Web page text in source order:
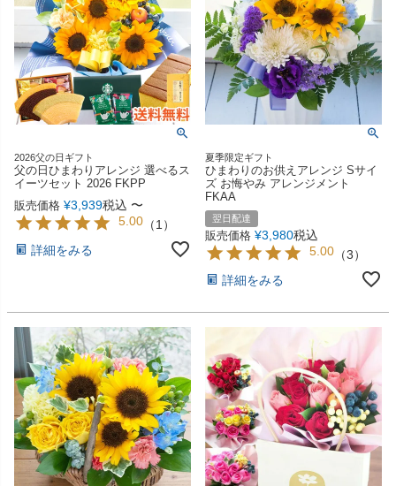
2026父の日ギフト
父の日ひまわりアレンジ 選べるス
イーツセット 2026 FKPP
販売価格 ¥3,939税込 〜
5.00 （1 ）
詳細をみる
夏季限定ギフト
ひまわりのお供えアレンジ Sサイ
ズ お悔やみ アレンジメント
FKAA
翌日配達
販売価格 ¥3,980税込
5.00 （3）
詳細をみる